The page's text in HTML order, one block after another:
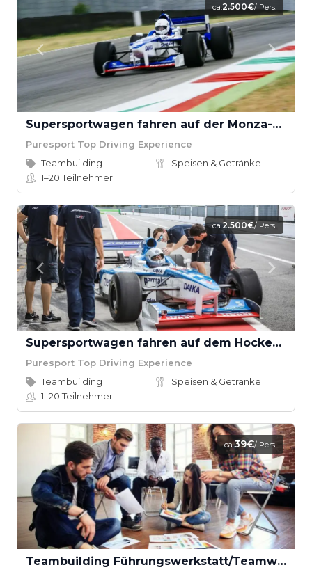
ca.2.500€/ Pers.
Supersportwagen fahren auf der Monza-Strecke
Puresport Top Driving Experience
Teambuilding
Speisen & Getränke
1–20Teilnehmer
ca.2.500€/ Pers.
Supersportwagen fahren auf dem Hockenheimring
Puresport Top Driving Experience
Teambuilding
Speisen & Getränke
1–20Teilnehmer
ca.39€/ Pers.
Teambuilding Führungswerkstatt/Teamwerkstatt